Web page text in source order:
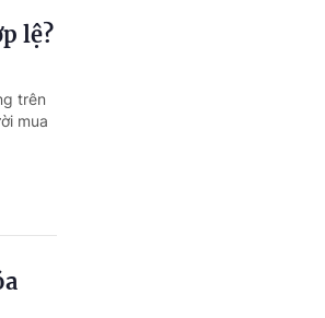
lệ?
trên
mua